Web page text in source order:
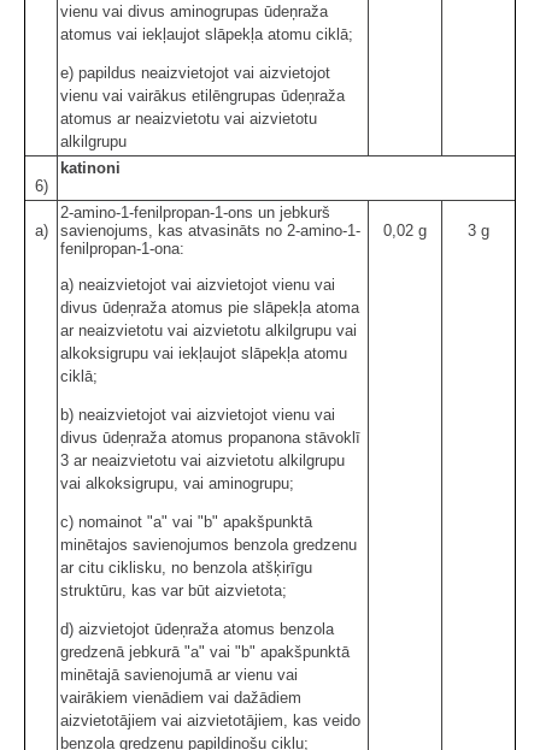
vienu vai divus aminogrupas ūdeņraža
atomus vai iekļaujot slāpekļa atomu ciklā;
e) papildus neaizvietojot vai aizvietojot
vienu vai vairākus etilēngrupas ūdeņraža
atomus ar neaizvietotu vai aizvietotu
alkilgrupu
6)
katinoni
a)
2-amino-1-fenilpropan-1-ons un jebkurš
savienojums, kas atvasināts no 2-amino-1-
fenilpropan-1-ona:
a) neaizvietojot vai aizvietojot vienu vai
divus ūdeņraža atomus pie slāpekļa atoma
ar neaizvietotu vai aizvietotu alkilgrupu vai
alkoksigrupu vai iekļaujot slāpekļa atomu
ciklā;
b) neaizvietojot vai aizvietojot vienu vai
divus ūdeņraža atomus propanona stāvoklī
3 ar neaizvietotu vai aizvietotu alkilgrupu
vai alkoksigrupu, vai aminogrupu;
c) nomainot "a" vai "b" apakšpunktā
minētajos savienojumos benzola gredzenu
ar citu ciklisku, no benzola atšķirīgu
struktūru, kas var būt aizvietota;
d) aizvietojot ūdeņraža atomus benzola
gredzenā jebkurā "a" vai "b" apakšpunktā
minētajā savienojumā ar vienu vai
vairākiem vienādiem vai dažādiem
aizvietotājiem vai aizvietotājiem, kas veido
benzola gredzenu papildinošu ciklu;
0,02 g 3 g